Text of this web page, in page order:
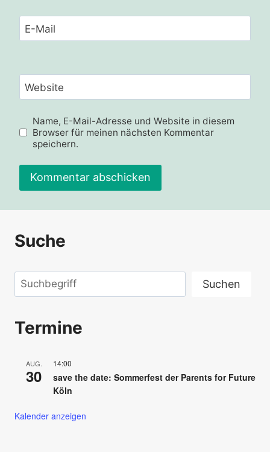
E-Mail
Website
Name, E-Mail-Adresse und Website in diesem
Browser für meinen nächsten Kommentar
speichern.
Suche
Suchen Suchen
Termine
AUG.
30
14:00
save the date: Sommerfest der Parents for Future
Köln
Kalender anzeigen